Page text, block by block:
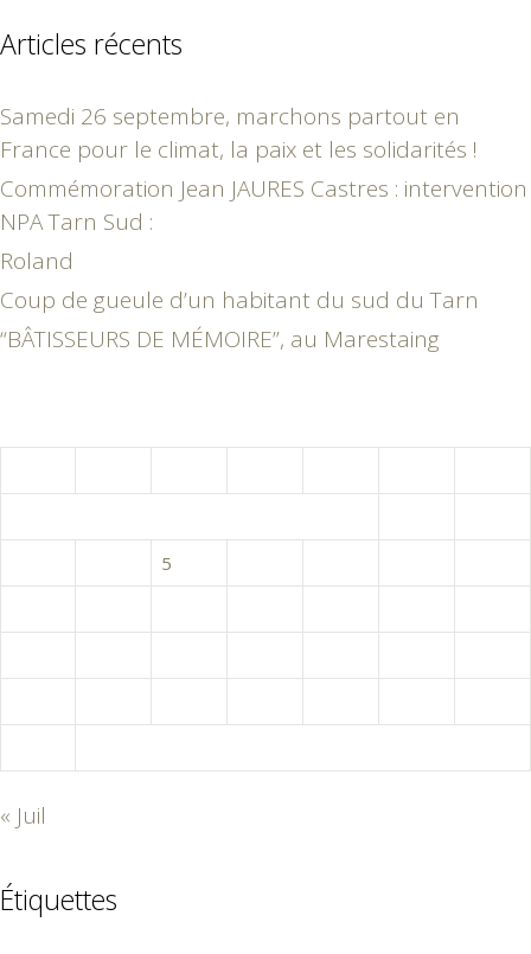
Articles récents
Samedi 26 septembre, marchons partout en
France pour le climat, la paix et les solidarités !
Commémoration Jean JAURES Castres : intervention
NPA Tarn Sud :
Roland
Coup de gueule d’un habitant du sud du Tarn
“BÂTISSEURS DE MÉMOIRE”, au Marestaing
5
« Juil
Étiquettes